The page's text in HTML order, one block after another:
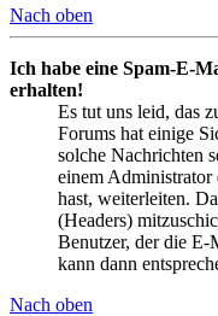
Nach oben
Ich habe eine Spam-E-
erhalten!
Es tut uns leid, das
Forums hat einige
solche Nachrichten
einem
hast, weiterleiten.
(Headers)
Benutzer, der die
kann dann
Nach oben